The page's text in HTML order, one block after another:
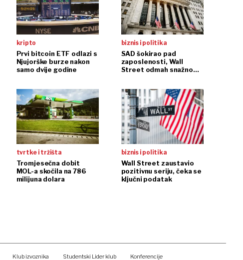
kripto
Prvi bitcoin ETF odlazi s
Njujorške burze nakon
samo dvije godine
biznis i politika
SAD šokirao pad
zaposlenosti, Wall
Street odmah snažno
tvrtke i tržišta
Tromjesečna dobit
MOL-a skočila na 786
milijuna dolara
biznis i politika
Wall Street zaustavio
pozitivnu seriju, čeka se
ključni podatak
Klub izvoznika Studentski Lider klub Konferencije